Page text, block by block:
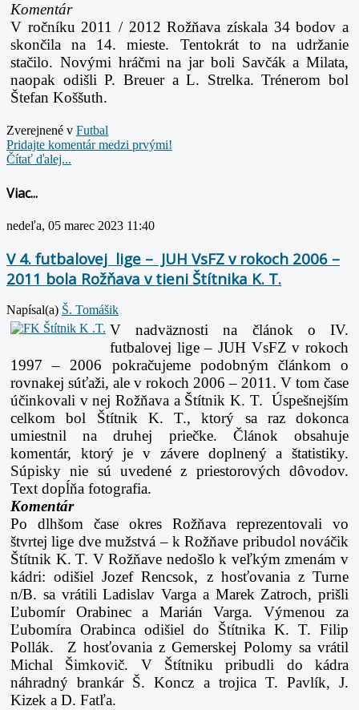
Komentár
V ročníku 2011 / 2012 Rožňava získala 34 bodov a
skončila na 14. mieste. Tentokrát to na udržanie
stačilo. Novými hráčmi na jar boli Savčák a Milata,
naopak odišli P. Breuer a L. Strelka. Trénerom bol
Štefan Koššuth.
Zverejnené v Futbal
Pridajte komentár medzi prvými!
Čítať ďalej...
Viac...
nedeľa, 05 marec 2023 11:40
V 4. futbalovej lige – JUH VsFZ v rokoch 2006 –
2011 bola Rožňava v tieni Štítnika K. T.
Napísal(a) Š. Tomášik
V nadväznosti na článok o IV.
futbalovej lige – JUH VsFZ v rokoch
1997 – 2006 pokračujeme podobným článkom o
rovnakej súťaži, ale v rokoch 2006 – 2011. V tom čase
účinkovali v nej Rožňava a Štítnik K. T. Úspešnejším
celkom bol Štítnik K. T., ktorý sa raz dokonca
umiestnil na druhej priečke. Článok obsahuje
komentár, ktorý je v závere doplnený a štatistiky.
Súpisky nie sú uvedené z priestorových dôvodov.
Text dopĺňa fotografia.
Komentár
Po dlhšom čase okres Rožňava reprezentovali vo
štvrtej lige dve mužstvá – k Rožňave pribudol nováčik
Štítnik K. T. V Rožňave nedošlo k veľkým zmenám v
kádri: odišiel Jozef Rencsok, z hosťovania z Turne
n/B. sa vrátili Ladislav Varga a Marek Zatroch, prišli
Ľubomír Orabinec a Marián Varga. Výmenou za
Ľubomíra Orabinca odišiel do Štítnika K. T. Filip
Pollák. Z hosťovania z Gemerskej Polomy sa vrátil
Michal Šimkovič. V Štítniku pribudli do kádra
náhradný brankár Š. Koncz a trojica T. Pavlík, J.
Kizek a D. Fatľa.